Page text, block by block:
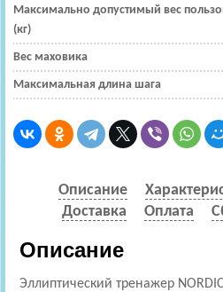
Максимально допустимый вес
(кг)
Вес маховика
Максимальная длина шага
Описание
Доставка
Оплата
Описание
Эллиптический тренажер